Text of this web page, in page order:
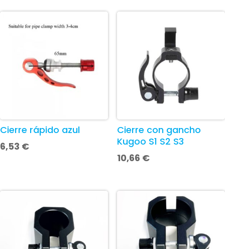
Cierre rápido azul
6,53 €
Cierre con gancho
Kugoo S1 S2 S3
10,66 €